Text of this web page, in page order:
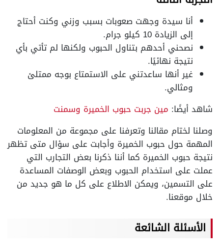
أنا سيدة وجهت صعوبات بسبب وزني وكنت أحتاج
إلى الزيادة 10 كيلو جرام.
نصحني أحدهم بتناول الحبوب ولكنها لم تأتي بأي
نتيجة نهائيًا.
غير أنها ساعدتني على الاستمتاع بوجه ممتلئ
ومثالي.
شاهد أيضًا: مين جربت حبوب الخميرة وسمنت
وصلنا لختام مقالنا وتعرفنا على مجموعة من المعلومات
المهمة حول حبوب الخميرة وأجابت على سؤال متى تظهر
نتيجة حبوب الخميرة كما أننا ذكرنا بعض التجارب التي
عملت على استخدام الحبوب وبعض الوصفات المساعدة
على التسمين، ويمكن الاطلاع على كل ما هو جديد من
خلال موقعنا.
الأسئلة الشائعة